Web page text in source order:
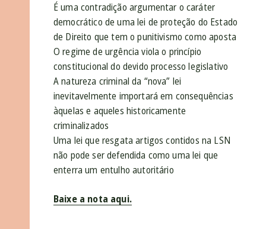
É uma contradição argumentar o caráter
democrático de uma lei de proteção do Estado
de Direito que tem o punitivismo como aposta
O regime de urgência viola o princípio
constitucional do devido processo legislativo
A natureza criminal da “nova” lei
inevitavelmente importará em consequências
àquelas e aqueles historicamente
criminalizados
Uma lei que resgata artigos contidos na LSN
não pode ser defendida como uma lei que
enterra um entulho autoritário
Baixe a nota aqui.